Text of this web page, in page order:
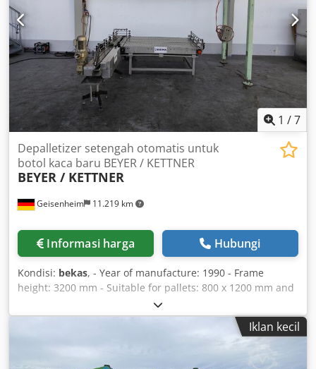
1 /7
Geisenheim 11.219 km
Depalletizer setengah otomatis untuk
botol kaca baru BEYER / KETTNER
BEYER / KETTNER
Informasi harga Hubungi
Kondisi: bekas, - Year of manufacture: 1990 - Frame
height: 3200 mm - Suitable for pallets: 800 x 1200 mm and
1000 x 1200 mm Dcjdpfx Ajxyt E Djgqek - Depalletizing
head: With clamping lamellae - Large bottle table: 1350 x
1900 mm - Bottle unification onto single-lane conveyor,
length: 3000 mm - incl. lifter with chain hoist - Machine in
very good condition
Iklan kecil